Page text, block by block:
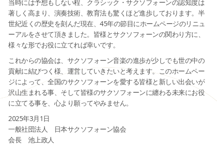
当時には予想もしない程、クラシック・サクソフォーンの認知度は
著しく高まり、演奏技術、教育法も驚くほど進歩しております。半
世紀近くの歴史を刻んだ現在、45年の節目にホームページのリニュ
ーアルをさせて頂きました。皆様とサクソフォーンの関わり方に、
様々な形でお役に立てれば幸いです。
これからの協会は、サクソフォーン音楽の進歩が少しでも世の中の
貢献に結びつく様、運営していきたいと考えます。このホームペー
ジによって、全国のサクソフォーンを愛する皆様と新しい出会いが
沢山生まれる事、そして皆様のサクソフォーンに纏わる未来にお役
に立てる事を、心より願ってやみません。
2025年3月1日
一般社団法人 日本サクソフォーン協会
会長 池上政人